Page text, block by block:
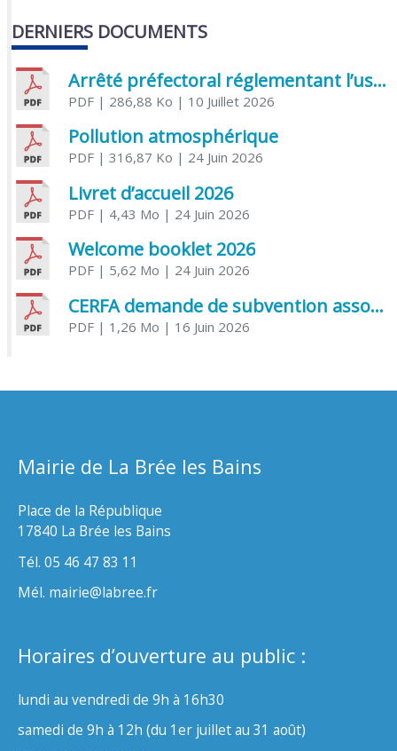
DERNIERS DOCUMENTS
Arrêté préfectoral réglementant l’usage de l’eau
PDF| 286,88 Ko | 10 Juillet 2026
Pollution atmosphérique
PDF| 316,87 Ko | 24 Juin 2026
Livret d’accueil 2026
PDF| 4,43 Mo | 24 Juin 2026
Welcome booklet 2026
PDF| 5,62 Mo | 24 Juin 2026
CERFA demande de subvention association
PDF| 1,26 Mo | 16 Juin 2026
Mairie de La Brée les Bains
Place de la République
17840 La Brée les Bains
Tél. 05 46 47 83 11
Mél. mairie@labree.fr
Horaires d’ouverture au public :
lundi au vendredi de 9h à 16h30
samedi de 9h à 12h (du 1er juillet au 31 août)